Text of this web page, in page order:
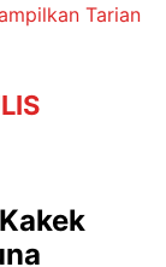
Tarian